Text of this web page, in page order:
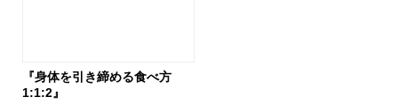
『身体を引き締める食べ方
1:1:2』